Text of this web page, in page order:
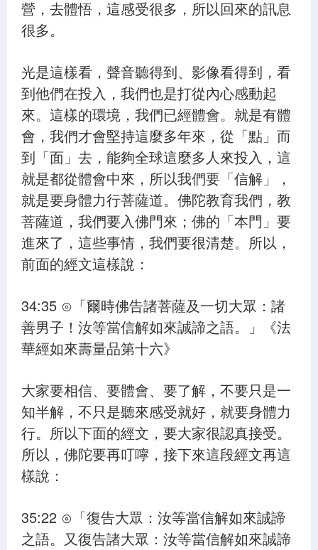
營，去體悟，這感受很多，所以回來的訊息
很多。
光是這樣看，聲音聽得到、影像看得到，看
到他們在投入，我們也是打從內心感動起
來。這樣的環境，我們已經體會。就是有體
會，我們才會堅持這麼多年來，從「點」而
到「面」去，能夠全球這麼多人來投入，這
就是都從體會中來，所以我們要「信解」，
就是要身體力行菩薩道。佛陀教育我們，教
菩薩道，我們要入佛門來；佛的「本門」要
進來了，這些事情，我們要很清楚。所以，
前面的經文這樣說：
34:35 ⊙「爾時佛告諸菩薩及一切大眾：諸
善男子！汝等當信解如來誠諦之語。」《法
華經如來壽量品第十六》
大家要相信、要體會、要了解，不要只是一
知半解，不只是聽來感受就好，就要身體力
行。所以下面的經文，要大家很認真接受。
所以，佛陀要再叮嚀，接下來這段經文再這
樣說：
35:22 ⊙「復告大眾：汝等當信解如來誠諦
之語。又復告諸大眾：汝等當信解如來誠諦